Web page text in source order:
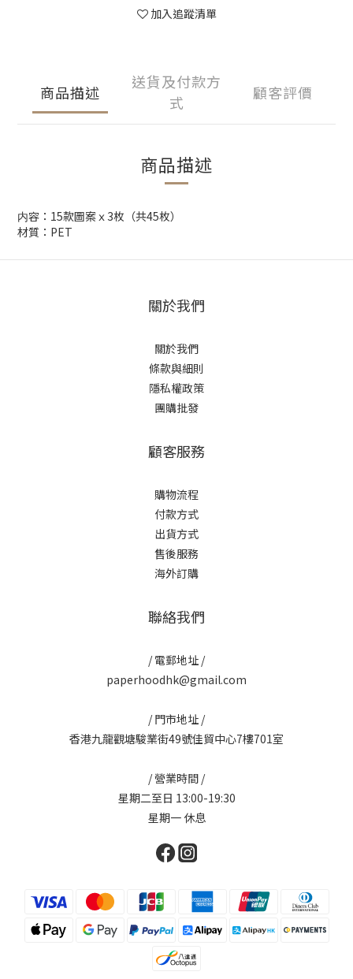
加入追蹤清單
商品描述
送貨及付款方
式
顧客評價
商品描述
内容：15款圖案ｘ3枚（共45枚）
材質：PET
關於我們
關於我們
條款與細則
隱私權政策
團購批發
顧客服務
購物流程
付款方式
出貨方式
售後服務
海外訂購
聯絡我們
/ 電郵地址 /
paperhoodhk@gmail.com
/ 門市地址 /
香港九龍觀塘駿業街49號佳貿中心7樓701室
/ 營業時間 /
星期二至日 13:00-19:30
星期一 休息